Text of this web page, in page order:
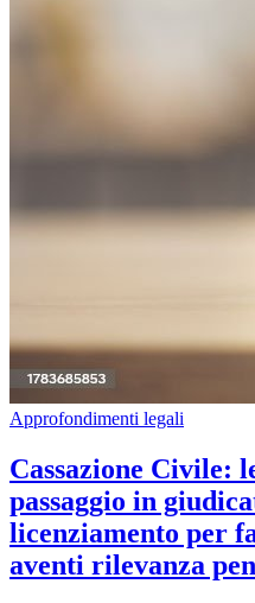
Approfondimenti legali
Cassazione Civile:
passaggio in
licenziamento per
aventi rilevanza